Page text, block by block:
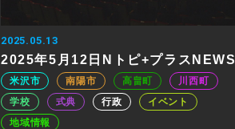
2025.05.13
2025年5月12日Nトピ+プラスNEWS
米沢市 南陽市 高畠町
川西町
学校
式典 行政
イベント
地域情報